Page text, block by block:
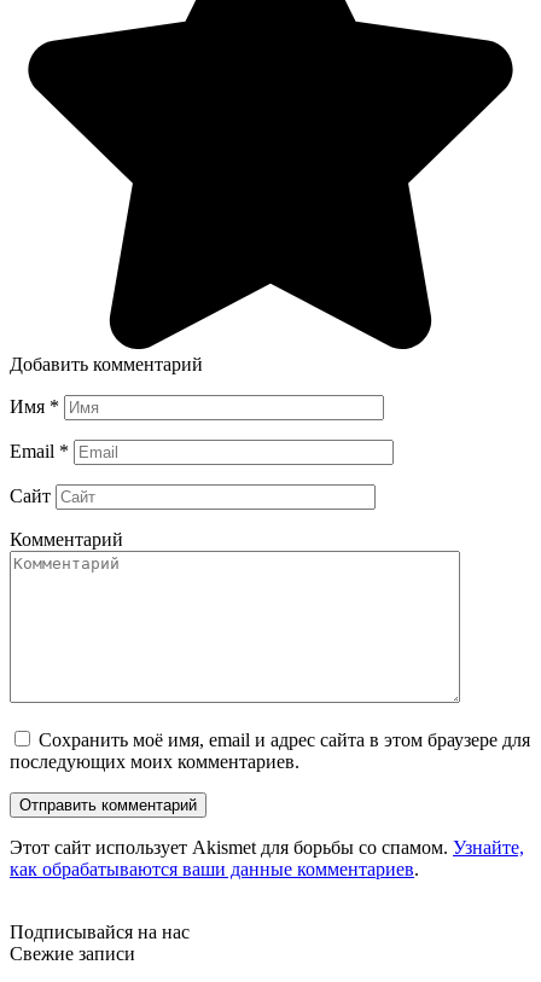
Добавить комментарий
Имя *
Email *
Сайт
Комментарий
Сохранить моё имя, email и адрес сайта в этом браузере для
последующих моих комментариев.
Этот сайт использует Akismet для борьбы со спамом. Узнайте,
как обрабатываются ваши данные комментариев.
Подписывайся на нас
Свежие записи